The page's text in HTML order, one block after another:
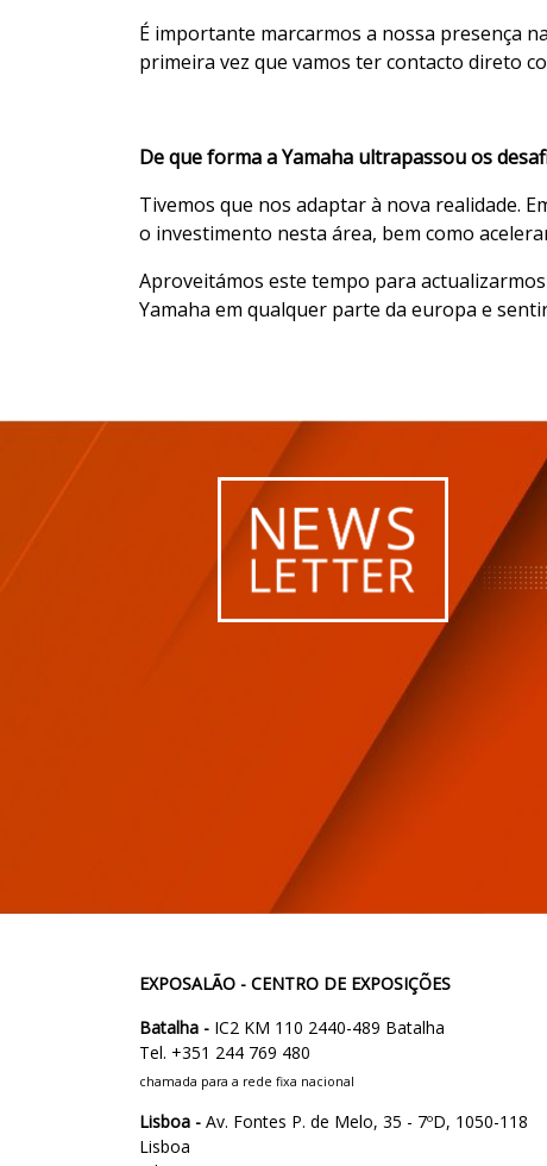
É importante marcarmos a nossa presença
primeira vez que vamos ter contacto direto
De que forma a Yamaha ultrapassou os
Tivemos que nos adaptar à nova realidade.
o investimento nesta área, bem como
Aproveitámos este tempo para
Yamaha em qualquer parte da europa e
EXPOSALÃO - CENTRO DE EXPOSIÇÕES
Batalha - IC2 KM 110 2440-489 Batalha
Tel. +351 244 769 480
chamada para a rede fixa nacional
Lisboa - Av. Fontes P. de Melo, 35 - 7ºD, 1050-118
Lisboa